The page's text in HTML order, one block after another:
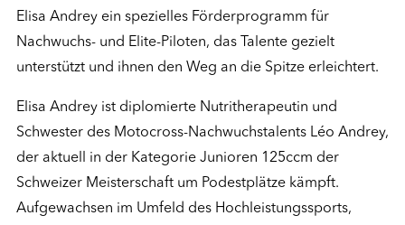
Elisa Andrey ein spezielles Förderprogramm für
Nachwuchs- und Elite-Piloten, das Talente gezielt
unterstützt und ihnen den Weg an die Spitze erleichtert.
Elisa Andrey ist diplomierte Nutritherapeutin und
Schwester des Motocross-Nachwuchstalents Léo Andrey,
der aktuell in der Kategorie Junioren 125ccm der
Schweizer Meisterschaft um Podestplätze kämpft.
Aufgewachsen im Umfeld des Hochleistungssports,